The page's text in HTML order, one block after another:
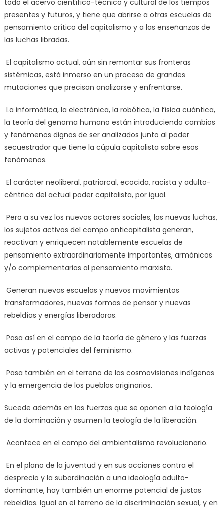
todo el acervo científico-técnico y cultural de los tiempos
presentes y futuros, y tiene que abrirse a otras escuelas de
pensamiento crítico del capitalismo y a las enseñanzas de
las luchas libradas.
El capitalismo actual, aún sin remontar sus fronteras
sistémicas, está inmerso en un proceso de grandes
mutaciones que precisan analizarse y enfrentarse.
La informática, la electrónica, la robótica, la física cuántica,
la teoría del genoma humano están introduciendo cambios
y fenómenos dignos de ser analizados junto al poder
secuestrador que tiene la cúpula capitalista sobre esos
fenómenos.
El carácter neoliberal, patriarcal, ecocida, racista y adulto-
céntrico del actual poder capitalista, por igual.
Pero a su vez los nuevos actores sociales, las nuevas luchas,
los sujetos activos del campo anticapitalista generan,
reactivan y enriquecen notablemente escuelas de
pensamiento extraordinariamente importantes, armónicos
y/o complementarias al pensamiento marxista.
Generan nuevas escuelas y nuevos movimientos
transformadores, nuevas formas de pensar y nuevas
rebeldías y energías liberadoras.
Pasa así en el campo de la teoría de género y las fuerzas
activas y potenciales del feminismo.
Pasa también en el terreno de las cosmovisiones indígenas
y la emergencia de los pueblos originarios.
Sucede además en las fuerzas que se oponen a la teología
de la dominación y asumen la teología de la liberación.
Acontece en el campo del ambientalismo revolucionario.
En el plano de la juventud y en sus acciones contra el
desprecio y la subordinación a una ideología adulto-
dominante, hay también un enorme potencial de justas
rebeldías. Igual en el terreno de la discriminación sexual, y en